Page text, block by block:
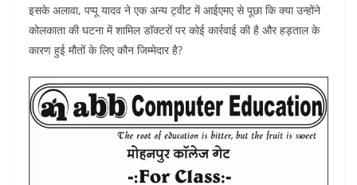
इसके अलावा, पप्पू यादव ने एक अन्य ट्वीट में आईएमए से पूछा कि क्या उन्होंने
कोलकाता की घटना में शामिल डॉक्टरों पर कोई कार्रवाई की है और हड़ताल के
कारण हुई मौतों के लिए कौन जिम्मेदार है?